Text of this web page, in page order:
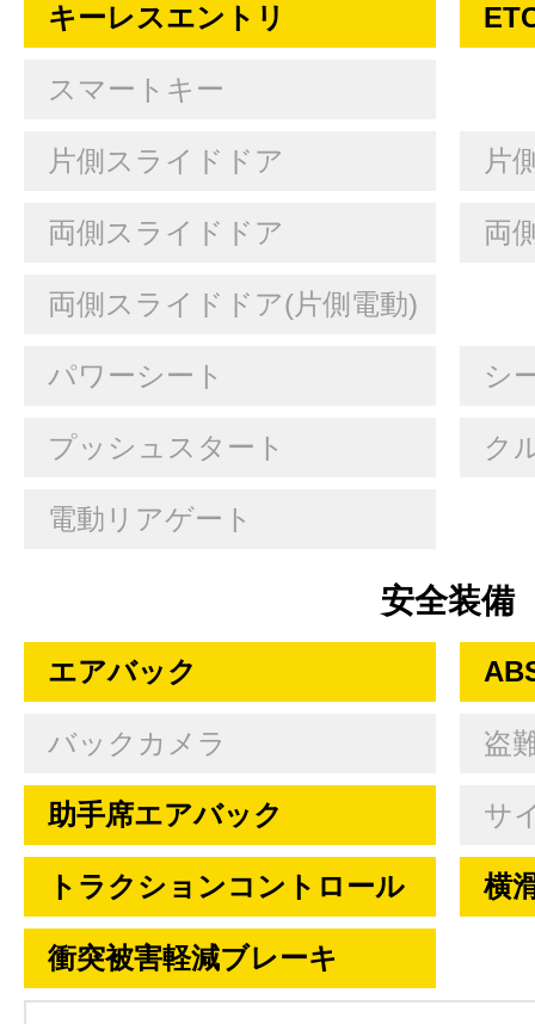
キーレスエントリ
スマートキー
片側スライドドア 片
両側スライドドア 両
両側スライドドア(片側電動)
パワーシート シ
プッシュスタート ク
電動リアゲート
安全装備
エアバック
バックカメラ 盗
助手席エアバック サ
トラクションコントロール 横
衝突被害軽減ブレーキ